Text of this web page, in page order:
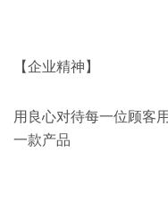
【企业精神】
用良心对待每一位顾客
一款产品